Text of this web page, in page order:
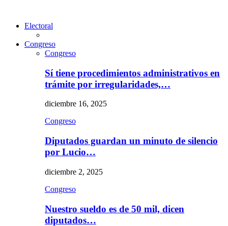
Electoral
Congreso
Congreso
Sí tiene procedimientos administrativos en
trámite por irregularidades,…
diciembre 16, 2025
Congreso
Diputados guardan un minuto de silencio
por Lucio…
diciembre 2, 2025
Congreso
Nuestro sueldo es de 50 mil, dicen
diputados…